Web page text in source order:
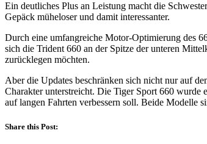
Ein deutliches Plus an Leistung macht die
Gepäck müheloser und damit interessanter.
Durch eine umfangreiche Motor-Optimierung des
sich die Trident 660 an der Spitze der unteren
zurücklegen möchten.
Aber die Updates beschränken sich nicht nur auf
Charakter unterstreicht. Die Tiger Sport 660 wurde
auf langen Fahrten verbessern soll. Beide Modelle
Share this Post: